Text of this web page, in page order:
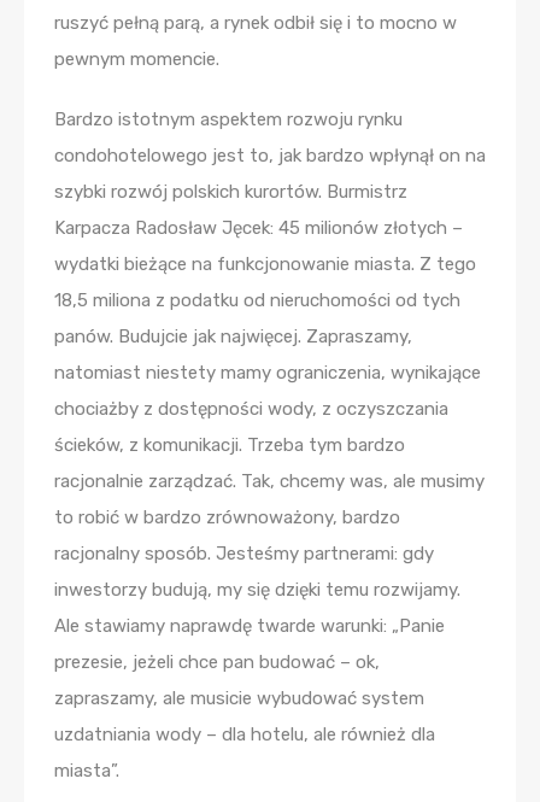
ruszyć pełną parą, a rynek odbił się i to mocno w
pewnym momencie.
Bardzo istotnym aspektem rozwoju rynku
condohotelowego jest to, jak bardzo wpłynął on na
szybki rozwój polskich kurortów. Burmistrz
Karpacza Radosław Jęcek: 45 milionów złotych –
wydatki bieżące na funkcjonowanie miasta. Z tego
18,5 miliona z podatku od nieruchomości od tych
panów. Budujcie jak najwięcej. Zapraszamy,
natomiast niestety mamy ograniczenia, wynikające
chociażby z dostępności wody, z oczyszczania
ścieków, z komunikacji. Trzeba tym bardzo
racjonalnie zarządzać. Tak, chcemy was, ale musimy
to robić w bardzo zrównoważony, bardzo
racjonalny sposób. Jesteśmy partnerami: gdy
inwestorzy budują, my się dzięki temu rozwijamy.
Ale stawiamy naprawdę twarde warunki: „Panie
prezesie, jeżeli chce pan budować – ok,
zapraszamy, ale musicie wybudować system
uzdatniania wody – dla hotelu, ale również dla
miasta”.